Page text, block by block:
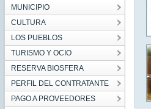
MUNICIPIO
CULTURA
LOS PUEBLOS
TURISMO Y OCIO
RESERVA BIOSFERA
PERFIL DEL CONTRATANTE
PAGO A PROVEEDORES